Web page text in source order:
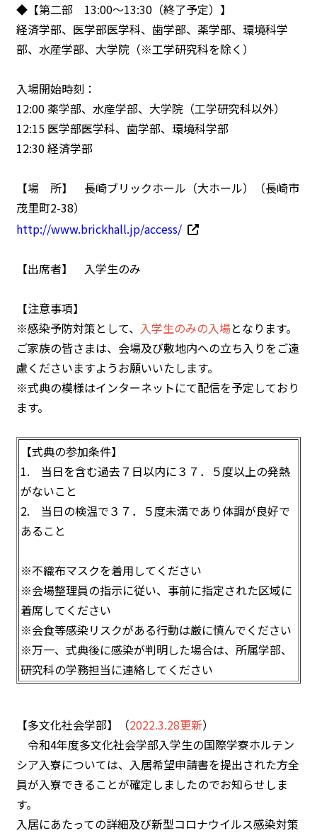
◆【第二部 13:00〜13:30（終了予定）】
経済学部、医学部医学科、歯学部、薬学部、環境科学
部、水産学部、大学院（※工学研究科を除く）
入場開始時刻：
12:00 薬学部、水産学部、大学院（工学研究科以外）
12:15 医学部医学科、歯学部、環境科学部
12:30 経済学部
【場 所】 長崎ブリックホール（大ホール）（長崎市
茂里町2-38）
http://www.brickhall.jp/access/
【出席者】 入学生のみ
【注意事項】
※感染予防対策として、 入学生のみの入場となります。
ご家族の皆さまは、会場及び敷地内への立ち入りをご遠
慮くださいますようお願いいたします。
※式典の模様はインターネットにて配信を予定しており
ます。
【式典の参加条件】
1. 当日を含む過去７日以内に３７．５度以上の発熱
がないこと
2. 当日の検温で３７．５度未満であり体調が良好で
あること
※不織布マスクを着用してください
※会場整理員の指示に従い、事前に指定された区域に
着席してください
※会食等感染リスクがある行動は厳に慎んでください
※万一、式典後に感染が判明した場合は、所属学部、
研究科の学務担当に連絡してください
【多文化社会学部】（2022.3.28更新）
令和4年度多文化社会学部入学生の国際学寮ホルテン
シア入寮については、入居希望申請書を提出された方全
員が入寮できることが確定しましたのでお知らせしま
す。
入居にあたっての詳細及び新型コロナウイルス感染対策